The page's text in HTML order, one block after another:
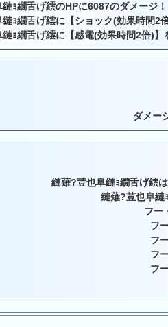
ｮ繝舌げ繧のHPに6087のダメージ！
ｮ繝舌げ繧に【ショック(効果時間2
ｮ繝舌げ繧に【感電(効果時間2倍)】
ダメー
縺薙?荳也阜縺ｮ繝舌げ繧
縺薙?荳也阜縺
フー
フ
フ
フ
フ